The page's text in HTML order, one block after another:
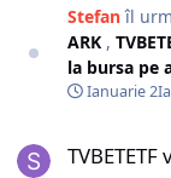
and have
noticeable
Stefanîl
ARK ,
la bursa pe
Ianuarie 2
TVBETETF